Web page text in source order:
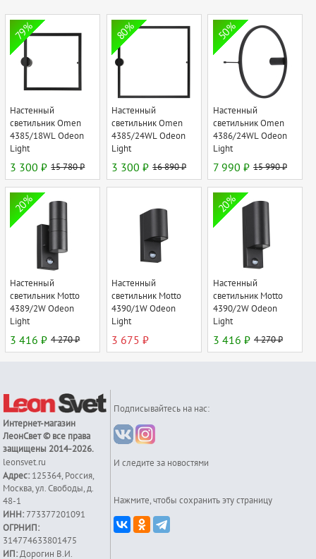
79%
Настенный
светильник Omen
4385/18WL Odeon
Light
3 300 ₽ 15 780 ₽
80%
Настенный
светильник Omen
4385/24WL Odeon
Light
3 300 ₽ 16 890 ₽
50%
Настенный
светильник Omen
4386/24WL Odeon
Light
7 990 ₽ 15 990 ₽
20%
Настенный
светильник Motto
4389/2W Odeon
Light
3 416 ₽ 4 270 ₽
Настенный
светильник Motto
4390/1W Odeon
Light
3 675 ₽
20%
Настенный
светильник Motto
4390/2W Odeon
Light
3 416 ₽ 4 270 ₽
Интернет-магазин
ЛеонСвет© все права
защищены 2014-2026.
leonsvet.ru
Адрес: 125364,Россия,
Москва,ул. Свободы, д.
48-1
ИНН:773377201091
ОГРНИП:
314774633801475
ИП:Дорогин В.И.
Подписывайтесь на нас:
И следите за новостями
Нажмите, чтобы сохранить эту страницу